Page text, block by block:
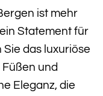
ist mehr
Statement für
das luxuriöse
und
Eleganz, die